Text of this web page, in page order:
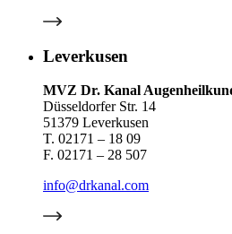
Leverkusen
MVZ Dr. Kanal
Düsseldorfer Str. 14
51379 Leverkusen
T. 02171 – 18 09
F. 02171 – 28 507
info@drkanal.com